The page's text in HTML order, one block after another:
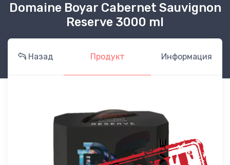
Domaine Boyar Cabernet Sauvignon
Reserve 3000 ml
Назад Продукт Информация